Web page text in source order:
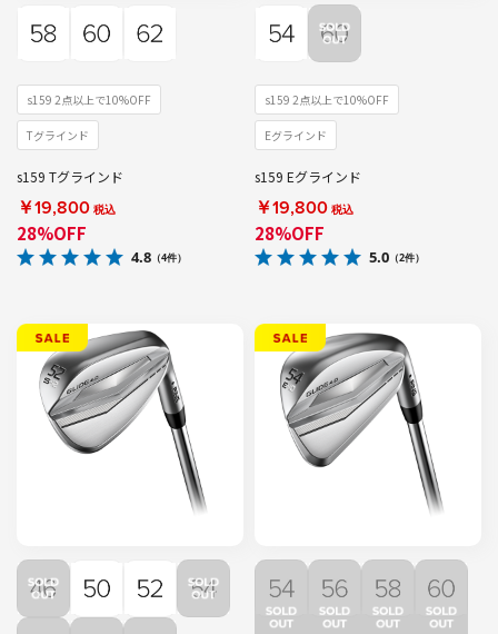
s159 2点以上で10%OFF
Tグラインド
s159 Tグラインド
￥19,800 税込
28%OFF
4.8 （4件）
s159 2点以上で10%OFF
Eグラインド
s159 Eグラインド
￥19,800 税込
28%OFF
5.0 （2件）